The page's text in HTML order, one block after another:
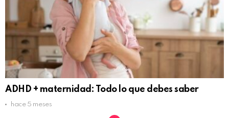
ADHD + maternidad: Todo lo que debes saber
hace 5 meses